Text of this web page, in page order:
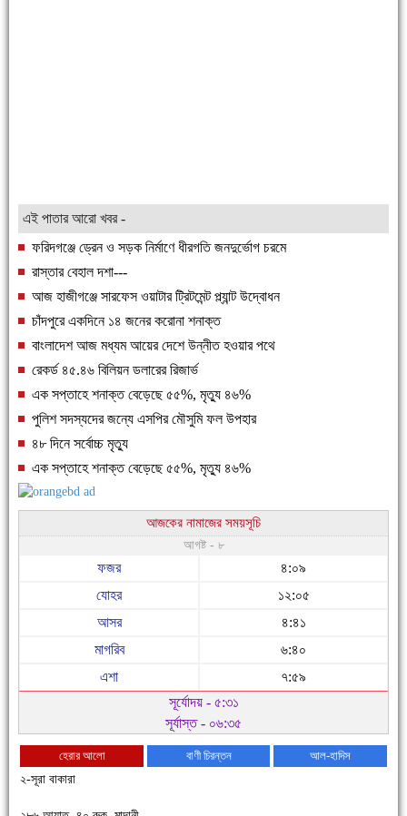
এই পাতার আরো খবর -
ফরিদগঞ্জে ড্রেন ও সড়ক নির্মাণে ধীরগতি জনদুর্ভোগ চরমে
রাস্তার বেহাল দশা---
আজ হাজীগঞ্জে সারফেস ওয়াটার ট্রিটমেন্ট প্ল্যান্ট উদ্বোধন
চাঁদপুরে একদিনে ১৪ জনের করোনা শনাক্ত
বাংলাদেশ আজ মধ্যম আয়ের দেশে উন্নীত হওয়ার পথে
রেকর্ড ৪৫.৪৬ বিলিয়ন ডলারের রিজার্ভ
এক সপ্তাহে শনাক্ত বেড়েছে ৫৫%, মৃত্যু ৪৬%
পুলিশ সদস্যদের জন্যে এসপির মৌসুমি ফল উপহার
৪৮ দিনে সর্বোচ্চ মৃত্যু
এক সপ্তাহে শনাক্ত বেড়েছে ৫৫%, মৃত্যু ৪৬%
আজকের নামাজের সময়সূচি
আগষ্ট - ৮
ফজর
৪:০৯
যোহর
১২:০৫
আসর
৪:৪১
মাগরিব
৬:৪০
এশা
৭:৫৯
সূর্যোদয় - ৫:৩১
সূর্যাস্ত - ০৬:৩৫
হেরার আলো বাণী চিরন্তন
আল-হাদিস
২-সূরা বাকারা